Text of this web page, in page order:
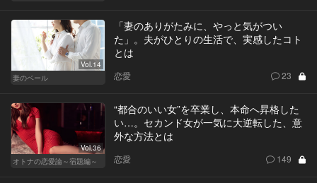
Vol.14
妻のベール
「妻のありがたみに、やっと気がつい
た」。夫がひとりの生活で、実感したコト
とは
恋愛 23
Vol.36
オトナの恋愛論～宿題編～
“都合のいい女”を卒業し、本命へ昇格した
い…。セカンド女が一気に大逆転した、意
外な方法とは
恋愛 149